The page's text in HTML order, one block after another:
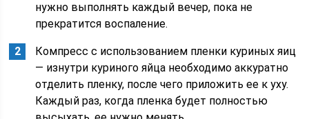
нужно выполнять каждый вечер, пока не
прекратится воспаление.
Компресс с использованием пленки куриных яиц
— изнутри куриного яйца необходимо аккуратно
отделить пленку, после чего приложить ее к уху.
Каждый раз, когда пленка будет полностью